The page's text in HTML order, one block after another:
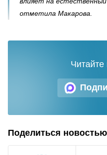
отметила Макарова.
Читайте
Поделиться новостью